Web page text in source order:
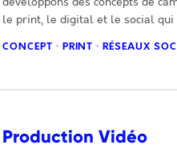
développons des concepts de
le print, le digital et le social qui
CONCEPT · PRINT · RÉSEAUX
Production Vidéo